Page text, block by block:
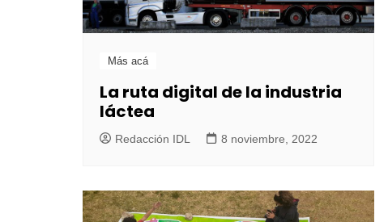
Más acá
La ruta digital de la industria
láctea
Redacción IDL 8 noviembre, 2022